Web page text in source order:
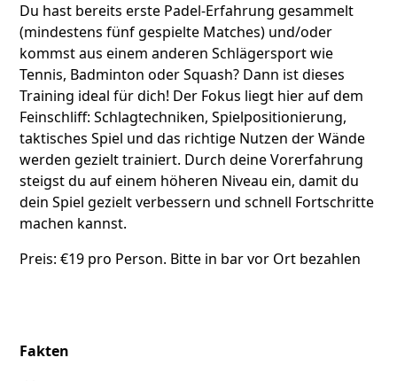
Fakten
Du hast bereits erste Padel-Erfahrung gesammelt
(mindestens fünf gespielte Matches) und/oder
kommst aus einem anderen Schlägersport wie
Tennis, Badminton oder Squash? Dann ist dieses
Training ideal für dich! Der Fokus liegt hier auf dem
Feinschliff: Schlagtechniken, Spielpositionierung,
taktisches Spiel und das richtige Nutzen der Wände
werden gezielt trainiert. Durch deine Vorerfahrung
steigst du auf einem höheren Niveau ein, damit du
dein Spiel gezielt verbessern und schnell Fortschritte
machen kannst.
Preis: €19 pro Person. Bitte in bar vor Ort bezahlen